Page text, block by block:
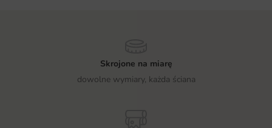
Skrojone na miarę
dowolne wymiary, każda ściana